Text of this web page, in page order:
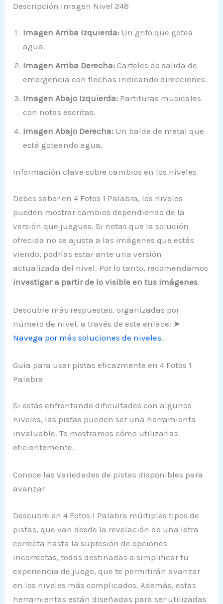
Descripción Imagen Nivel 248
Imagen Arriba Izquierda: Un grifo que gotea
agua.
Imagen Arriba Derecha: Carteles de salida de
emergencia con flechas indicando direcciones.
Imagen Abajo Izquierda: Partituras musicales
con notas escritas.
Imagen Abajo Derecha: Un balde de metal que
está goteando agua.
Información clave sobre cambios en los niveles
Debes saber en 4 Fotos 1 Palabra, los niveles
pueden mostrar cambios dependiendo de la
versión que juegues. Si notas que la solución
ofrecida no se ajusta a las imágenes que estás
viendo, podrías estar ante una versión
actualizada del nivel. Por lo tanto, recomendamos
investigar a partir de lo visible en tus imágenes.
Descubre más respuestas, organizadas por
número de nivel, a través de este enlace: ➤
Navega por más soluciones de niveles.
Guía para usar pistas eficazmente en 4 Fotos 1
Palabra
Si estás enfrentando dificultades con algunos
niveles, las pistas pueden ser una herramienta
invaluable. Te mostramos cómo utilizarlas
eficientemente.
Conoce las variedades de pistas disponibles para
avanzar
Descubre en 4 Fotos 1 Palabra múltiples tipos de
pistas, que van desde la revelación de una letra
correcta hasta la supresión de opciones
incorrectas, todas destinadas a simplificar tu
experiencia de juego, que te permitirán avanzar
en los niveles más complicados. Además, estas
herramientas están diseñadas para ser utilizadas